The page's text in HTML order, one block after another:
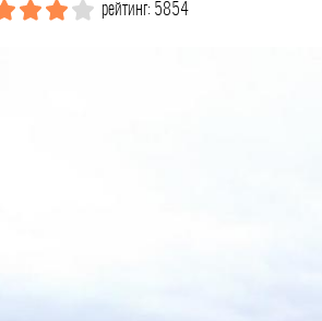
рейтинг: 5854